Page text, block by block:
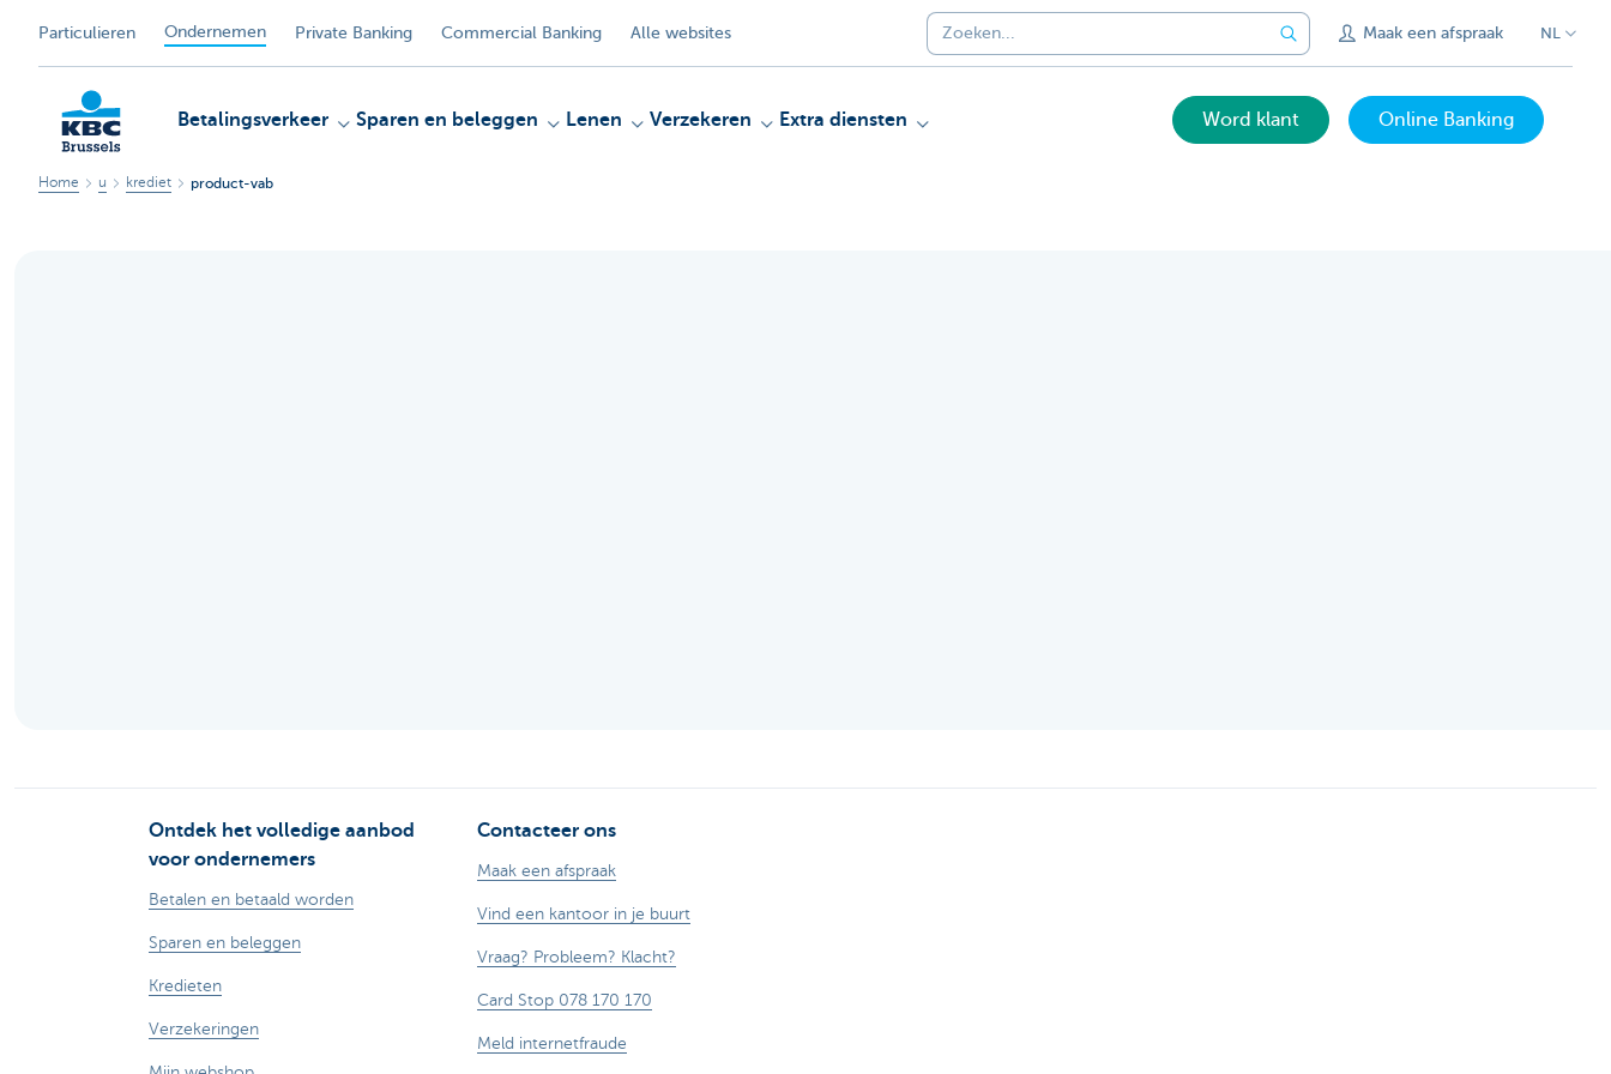
Particulieren Ondernemen Private Banking Commercial Banking Alle websites Maak een afspraak NL
Betalingsverkeer Sparen en beleggen Lenen Verzekeren Extra diensten Word klant Online Banking
Home u krediet product-vab
Ontdek het volledige aanbod
voor ondernemers
Betalen en betaald worden
Sparen en beleggen
Kredieten
Verzekeringen
Contacteer ons
Maak een afspraak
Vind een kantoor in je buurt
Vraag? Probleem? Klacht?
Card Stop 078 170 170
Meld internetfraude